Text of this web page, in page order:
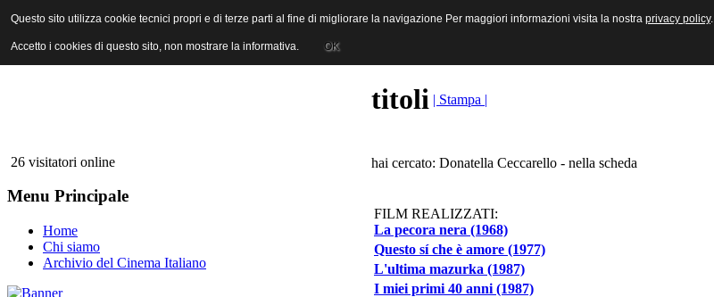
ANICA | Associazione Nazionale Industrie Cinematografiche Audiovisive e Multimediali
26 visitatori online
Menu Principale
Home
Chi siamo
Archivio del Cinema Italiano
titoli | Stampa |
hai cercato: Donatella Ceccarello - nella scheda
FILM REALIZZATI:
La pecora nera (1968)
Questo sí che è amore (1977)
L'ultima mazurka (1987)
I miei primi 40 anni (1987)
Questo sito utilizza cookie tecnici propri e di terze parti al fine di migliorare la navigazione Per maggiori informazioni visita la nostra privacy policy.
Accetto i cookies di questo sito, non mostrare la informativa. OK
Questo sito utilizza cookie tecnici propri e di terze parti al fine di migliorare la navigazione Per maggiori informazioni visita la nostra privacy policy.
Accetto i cookies di questo sito, non mostrare la informativa. OK